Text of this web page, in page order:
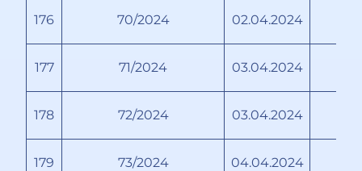
176 70/2024 02.04.2024
177 71/2024 03.04.2024
178 72/2024 03.04.2024
179 73/2024 04.04.2024